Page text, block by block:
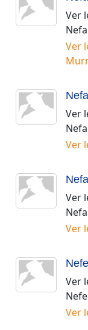
Ver
Ver
Ver
Ver
Ver
Ver
Ver
Ver